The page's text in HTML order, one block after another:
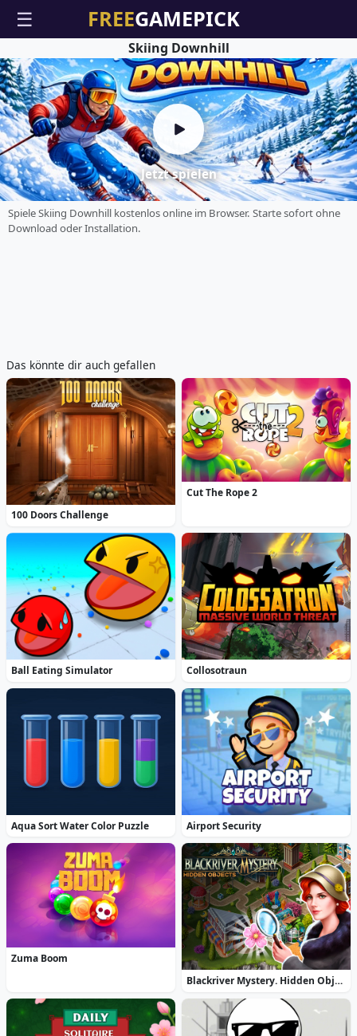
☰
Jetzt spielen
Skiing Downhill
Spiele Skiing Downhill kostenlos online im Browser. Starte sofort ohne
Download oder Installation.
Das könnte dir auch gefallen
100 Doors Challenge
Cut The Rope 2
Ball Eating Simulator Collosotraun
Aqua Sort Water Color Puzzle Airport Security
Zuma Boom
Blackriver Mystery. Hidden Objects